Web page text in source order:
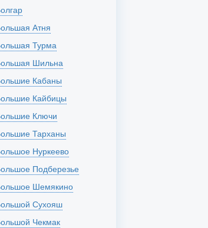
Болгар
Большая Атня
Большая Турма
Большая Шильна
Большие Кабаны
Большие Кайбицы
Большие Ключи
Большие Тарханы
Большое Нуркеево
Большое Подберезье
Большое Шемякино
Большой Сухояш
Большой Чекмак